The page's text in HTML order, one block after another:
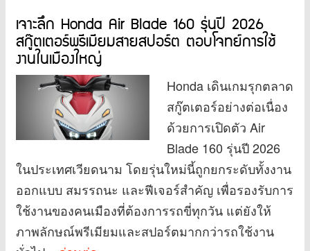
เจาะลึก Honda Air Blade 160 รุ่นปี 2026
สกู๊ตเตอร์พรีเมียมสายสปอร์ต ตอบโจทย์การใช้
งานในเมืองใหญ่
Honda เดินเกมรุกตลาด
สกู๊ตเตอร์อย่างต่อเนื่อง
ด้วยการเปิดตัว Air
Blade 160 รุ่นปี 2026
ในประเทศเวียดนาม โดยรุ่นใหม่นี้ถูกยกระดับทั้งงาน
ออกแบบ สมรรถนะ และฟีเจอร์สำคัญ เพื่อรองรับการ
ใช้งานของคนเมืองที่ต้องการรถขี่ทุกวัน แต่ยังให้
ภาพลักษณ์พรีเมียมและสปอร์ตมากกว่ารถใช้งาน